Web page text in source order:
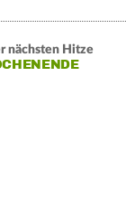
nächsten Hitze